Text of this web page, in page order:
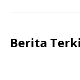
Berita